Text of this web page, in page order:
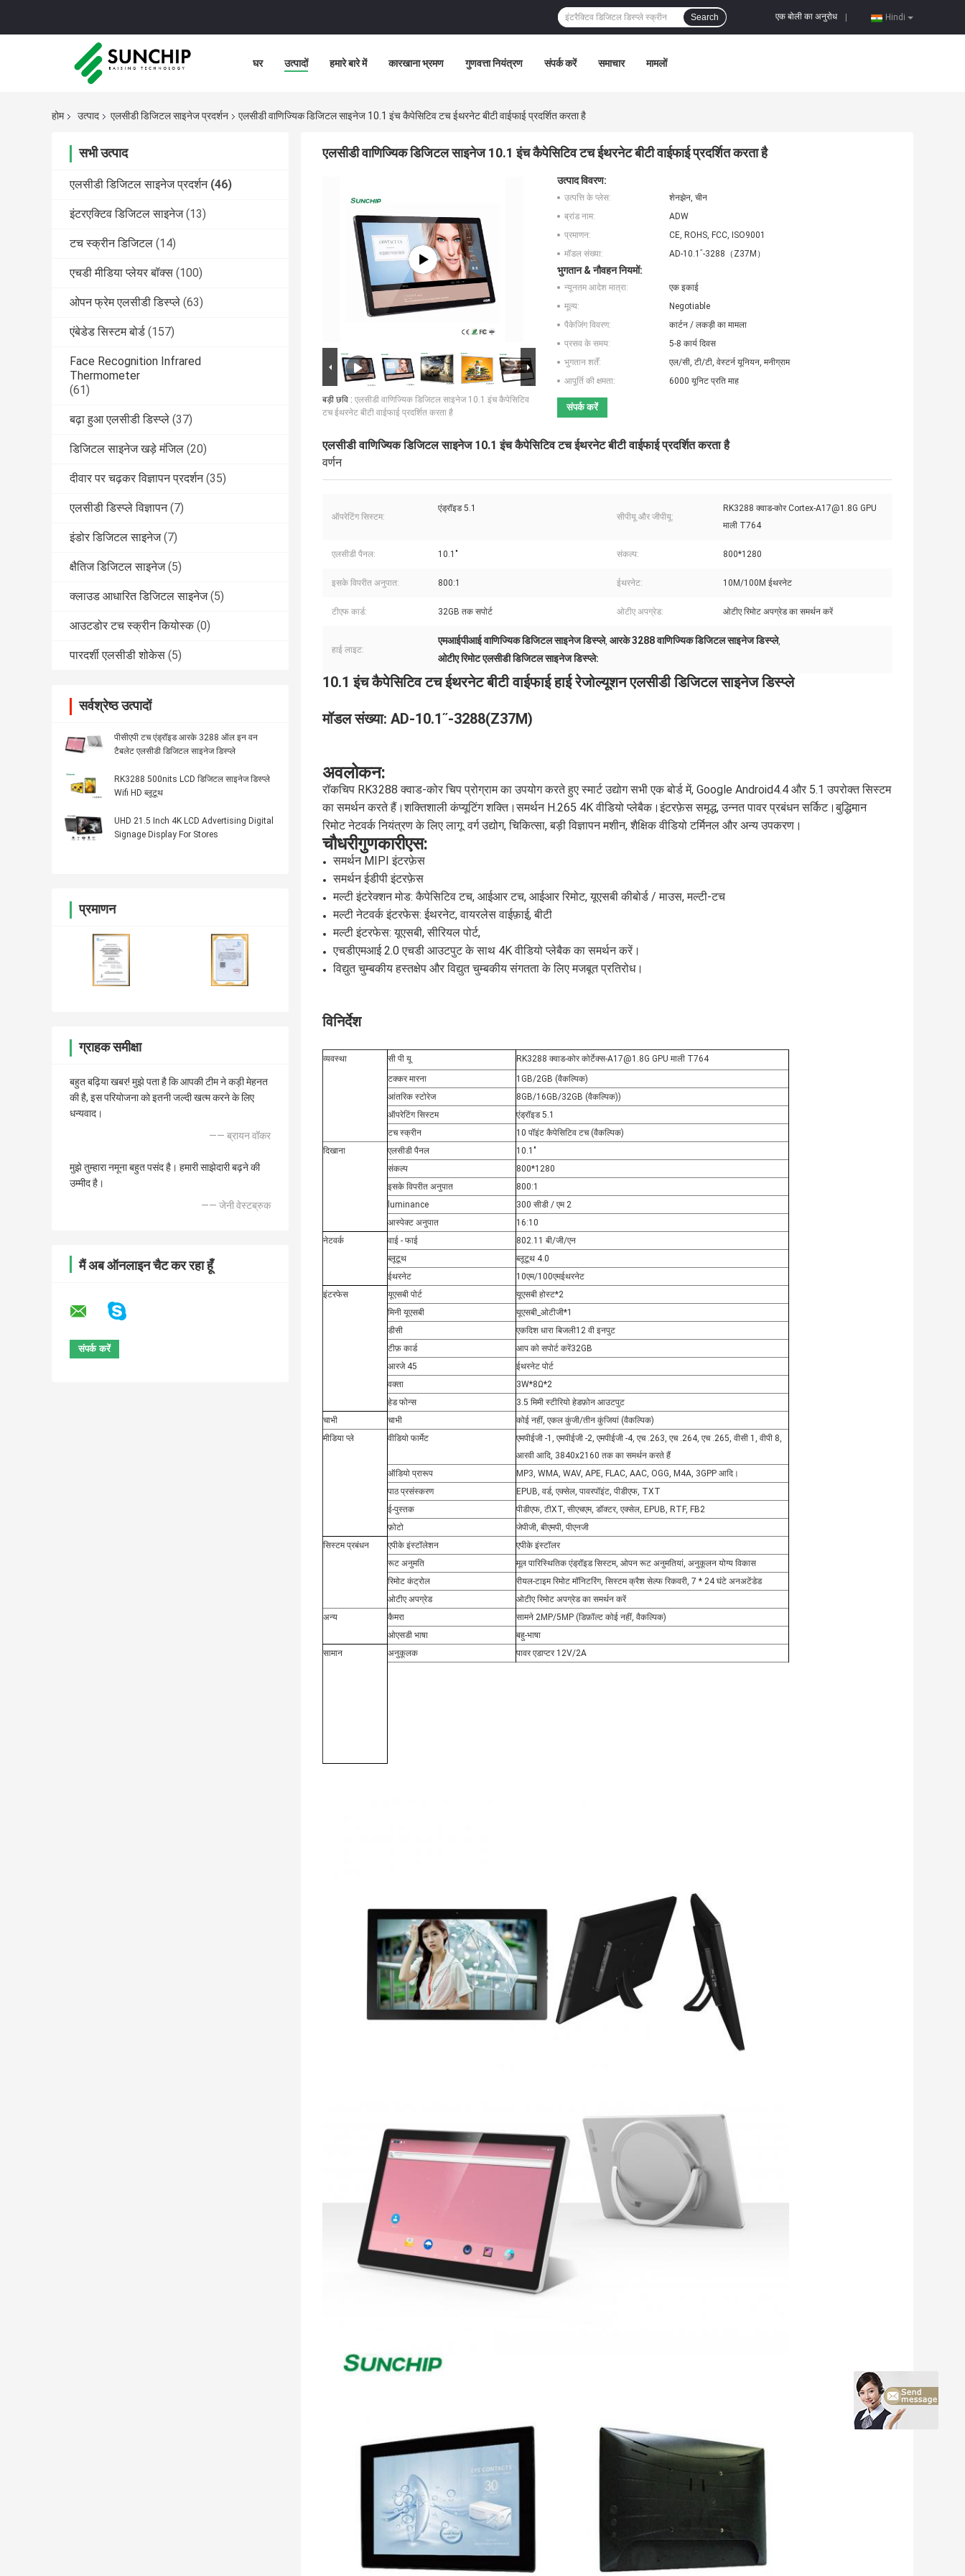
Hindi
एक बोली का अनुरोध
Search
घर उत्पादों हमारे बारे में कारखाना भ्रमण गुणवत्ता नियंत्रण संपर्क करें समाचार मामलों
होम उत्पाद एलसीडी डिजिटल साइनेज प्रदर्शन एलसीडी वाणिज्यिक डिजिटल साइनेज 10.1 इंच कैपेसिटिव टच ईथरनेट बीटी वाईफाई प्रदर्शित करता है
सभी उत्पाद
एलसीडी डिजिटल साइनेज प्रदर्शन (46)
इंटरएक्टिव डिजिटल साइनेज (13)
टच स्क्रीन डिजिटल (14)
एचडी मीडिया प्लेयर बॉक्स (100)
ओपन फ्रेम एलसीडी डिस्प्ले (63)
एंबेडेड सिस्टम बोर्ड (157)
Face Recognition Infrared
Thermometer
(61)
बढ़ा हुआ एलसीडी डिस्प्ले (37)
डिजिटल साइनेज खड़े मंजिल (20)
दीवार पर चढ़कर विज्ञापन प्रदर्शन (35)
एलसीडी डिस्प्ले विज्ञापन (7)
इंडोर डिजिटल साइनेज (7)
क्षैतिज डिजिटल साइनेज (5)
क्लाउड आधारित डिजिटल साइनेज (5)
आउटडोर टच स्क्रीन कियोस्क (0)
पारदर्शी एलसीडी शोकेस (5)
सर्वश्रेष्ठ उत्पादों
पीसीएपी टच एंड्रॉइड आरके 3288 ऑल इन वन
टैबलेट एलसीडी डिजिटल साइनेज डिस्प्ले
RK3288 500nits LCD डिजिटल साइनेज डिस्प्ले
Wifi HD ब्लूटूथ
UHD 21.5 Inch 4K LCD Advertising Digital
Signage Display For Stores
प्रमाणन
ग्राहक समीक्षा
बहुत बढ़िया खबर! मुझे पता है कि आपकी टीम ने कड़ी मेहनत
की है, इस परियोजना को इतनी जल्दी खत्म करने के लिए
धन्यवाद।
—— ब्रायन वॉकर
मुझे तुम्हारा नमूना बहुत पसंद है। हमारी साझेदारी बढ़ने की
उम्मीद है।
—— जेनी वेस्टब्रुक
मैं अब ऑनलाइन चैट कर रहा हूँ
एलसीडी वाणिज्यिक डिजिटल साइनेज 10.1 इंच कैपेसिटिव टच ईथरनेट बीटी वाईफाई प्रदर्शित करता है
बड़ी छवि : एलसीडी वाणिज्यिक डिजिटल साइनेज 10.1 इंच कैपेसिटिव
टच ईथरनेट बीटी वाईफाई प्रदर्शित करता है
उत्पाद विवरण:
उत्पत्ति के प्लेस:
शेनझेन, चीन
ब्रांड नाम:
ADW
प्रमाणन:
CE, ROHS, FCC, ISO9001
मॉडल संख्या:
AD-10.1ʺ-3288（Z37M）
भुगतान & नौवहन नियमों:
न्यूनतम आदेश मात्रा:
एक इकाई
मूल्य:
Negotiable
पैकेजिंग विवरण:
कार्टन / लकड़ी का मामला
प्रसव के समय:
5-8 कार्य दिवस
भुगतान शर्तें:
एल/सी, टी/टी, वेस्टर्न यूनियन, मनीग्राम
आपूर्ति की क्षमता:
6000 यूनिट प्रति माह
संपर्क करें
एलसीडी वाणिज्यिक डिजिटल साइनेज 10.1 इंच कैपेसिटिव टच ईथरनेट बीटी वाईफाई प्रदर्शित करता है
वर्णन
ऑपरेटिंग सिस्टम:
एंड्रॉइड 5.1
सीपीयू और जीपीयू:
RK3288 क्वाड-कोर Cortex-A17@1.8G GPU
माली T764
एलसीडी पैनल: 10.1" संकल्प: 800*1280
इसके विपरीत अनुपात: 800:1 ईथरनेट: 10M/100M ईथरनेट
टीएफ कार्ड: 32GB तक सपोर्ट ओटीए अपग्रेड: ओटीए रिमोट अपग्रेड का समर्थन करें
हाई लाइट:
एमआईपीआई वाणिज्यिक डिजिटल साइनेज डिस्प्ले, आरके 3288 वाणिज्यिक डिजिटल साइनेज डिस्प्ले,
ओटीए रिमोट एलसीडी डिजिटल साइनेज डिस्प्ले:
10.1 इंच कैपेसिटिव टच ईथरनेट बीटी वाईफाई हाई रेजोल्यूशन एलसीडी डिजिटल साइनेज डिस्प्ले
मॉडल संख्या: AD-10.1ʺ-3288(Z37M)
अवलोकन:
रॉकचिप RK3288 क्वाड-कोर चिप प्रोग्राम का उपयोग करते हुए स्मार्ट उद्योग सभी एक बोर्ड में, Google Android4.4 और 5.1 उपरोक्त सिस्टम
का समर्थन करते हैं।शक्तिशाली कंप्यूटिंग शक्ति।समर्थन H.265 4K वीडियो प्लेबैक।इंटरफ़ेस समृद्ध, उन्नत पावर प्रबंधन सर्किट।बुद्धिमान
रिमोट नेटवर्क नियंत्रण के लिए लागू: वर्ग उद्योग, चिकित्सा, बड़ी विज्ञापन मशीन, शैक्षिक वीडियो टर्मिनल और अन्य उपकरण।
चौधरीगुणकारीएस:
समर्थन MIPI इंटरफ़ेस
समर्थन ईडीपी इंटरफ़ेस
मल्टी इंटरेक्शन मोड: कैपेसिटिव टच, आईआर टच, आईआर रिमोट, यूएसबी कीबोर्ड / माउस, मल्टी-टच
मल्टी नेटवर्क इंटरफेस: ईथरनेट, वायरलेस वाईफ़ाई, बीटी
मल्टी इंटरफेस: यूएसबी, सीरियल पोर्ट,
एचडीएमआई 2.0 एचडी आउटपुट के साथ 4K वीडियो प्लेबैक का समर्थन करें।
विद्युत चुम्बकीय हस्तक्षेप और विद्युत चुम्बकीय संगतता के लिए मजबूत प्रतिरोध।
विनिर्देश
व्यवस्था सी पी यू
RK3288 क्वाड-कोर कोर्टेक्स-A17@1.8G GPU माली T764
टक्कर मारना
1GB/2GB (वैकल्पिक)
आंतरिक स्टोरेज
8GB/16GB/32GB (वैकल्पिक))
ऑपरेटिंग सिस्टम
एंड्रॉइड 5.1
टच स्क्रीन
10 पॉइंट कैपेसिटिव टच (वैकल्पिक)
दिखाना
एलसीडी पैनल
10.1"
संकल्प
800*1280
इसके विपरीत अनुपात
800:1
luminance
300 सीडी / एम 2
आस्पेक्ट अनुपात
16:10
नेटवर्क
वाई - फाई
802.11 बी/जी/एन
ब्लूटूथ
ब्लूटूथ 4.0
ईथरनेट
10एम/100एमईथरनेट
इंटरफेस
यूएसबी पोर्ट
यूएसबी होस्ट*2
मिनी यूएसबी
यूएसबी_ओटीजी*1
डीसी
एकदिश धारा बिजली12 वी इनपुट
टीफ़ कार्ड
आप को सपोर्ट करें32GB
आरजे 45
ईथरनेट पोर्ट
वक्ता
3W*8Ω*2
हेड फोन्स
3.5 मिमी स्टीरियो हेडफ़ोन आउटपुट
चाभी
चाभी
कोई नहीं, एकल कुंजी/तीन कुंजियां (वैकल्पिक)
मीडिया प्ले
वीडियो फार्मेट
एमपीईजी -1, एमपीईजी -2, एमपीईजी -4, एच .263, एच .264, एच .265, वीसी 1, वीपी 8,
आरवी आदि, 3840x2160 तक का समर्थन करते हैं
ऑडियो प्रारूप
MP3, WMA, WAV, APE, FLAC, AAC, OGG, M4A, 3GPP आदि।
पाठ प्रसंस्करण
EPUB, वर्ड, एक्सेल, पावरपॉइंट, पीडीएफ, TXT
ई-पुस्तक
पीडीएफ, टीXT, सीएचएम, डॉक्टर, एक्सेल, EPUB, RTF, FB2
फ़ोटो
जेपीजी, बीएमपी, पीएनजी
सिस्टम प्रबंधन
एपीके इंस्टॉलेशन
एपीके इंस्टॉलर
रूट अनुमति
मूल पारिस्थितिक एंड्रॉइड सिस्टम, ओपन रूट अनुमतियां, अनुकूलन योग्य विकास
रिमोट कंट्रोल
रीयल-टाइम रिमोट मॉनिटरिंग, सिस्टम क्रैश सेल्फ रिकवरी, 7 * 24 घंटे अनअटेंडेड
ओटीए अपग्रेड
ओटीए रिमोट अपग्रेड का समर्थन करें
अन्य
कैमरा
सामने 2MP/5MP (डिफ़ॉल्ट कोई नहीं, वैकल्पिक)
ओएसडी भाषा
बहु-भाषा
सामान
अनुकूलक पावर एडाप्टर 12V/2A